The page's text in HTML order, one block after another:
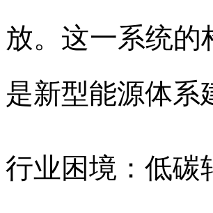
放。这一系统的
是新型能源体系
行业困境：低碳